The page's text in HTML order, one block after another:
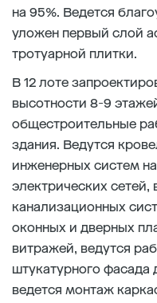
на 95%. Ведется
уложен первый слой
тротуарной плитки.
В 12 лоте
высотности 8-9
общестроительные
здания. Ведутся
инженерных систем
электрических сетей,
канализационных
оконных и дверных
витражей, ведутся
штукатурного
ведется монтаж